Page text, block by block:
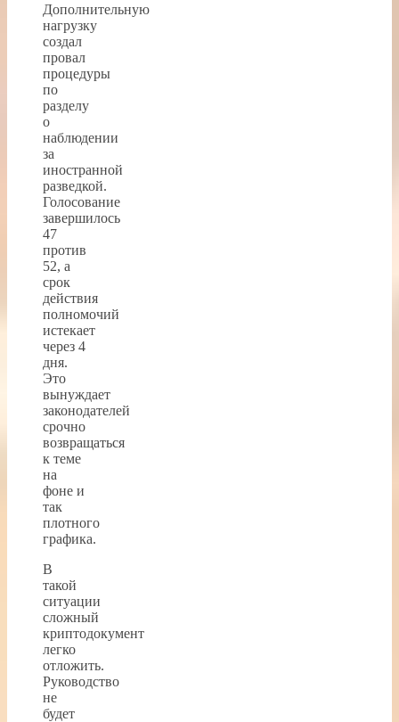
Дополнительную
нагрузку
создал
провал
процедуры
по
разделу
о
наблюдении
за
иностранной
разведкой.
Голосование
завершилось
47
против
52, а
срок
действия
полномочий
истекает
через 4
дня.
Это
вынуждает
законодателей
срочно
возвращаться
к теме
на
фоне и
так
плотного
графика.
В
такой
ситуации
сложный
криптодокумент
легко
отложить.
Руководство
не
будет